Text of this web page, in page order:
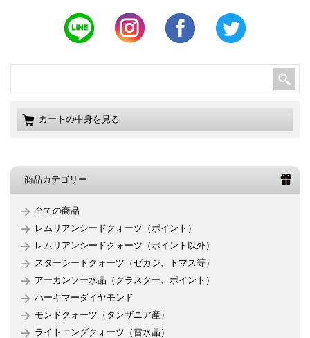
カートの中身を見る
商品カテゴリー
全ての商品
レムリアンシードクォーツ（ポイント）
レムリアンシードクォーツ（ポイント以外）
スターシードクォーツ（ゼカジ、トマス等）
アーカンソー水晶（クラスター、ポイント）
ハーキマーダイヤモンド
モンドクォーツ（タンザニア産）
ライトニングクォーツ（雷水晶）